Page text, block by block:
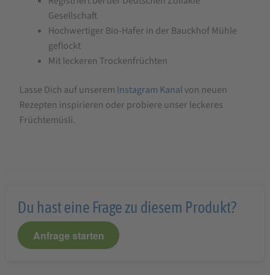
Gesellschaft
Hochwertiger Bio-Hafer in der Bauckhof Mühle
geflockt
Mit leckeren Trockenfrüchten
Lasse Dich auf unserem Instagram Kanal von neuen
Rezepten inspirieren oder probiere unser leckeres
Früchtemüsli.
Du hast eine Frage zu diesem Produkt?
Anfrage starten